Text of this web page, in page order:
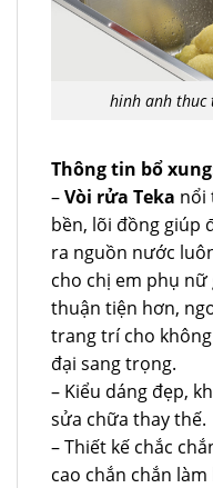
hinh anh thuc
Thông tin bổ
–Vòi rửa Teka nổi
bền, lõi đồng giúp
ra nguồn nước
cho chị em phụ
thuận tiện hơn,
trang trí cho
đại sang trọng.
– Kiểu dáng đẹp,
sửa chữa thay thế.
– Thiết kế chắc
cao chắn chắn